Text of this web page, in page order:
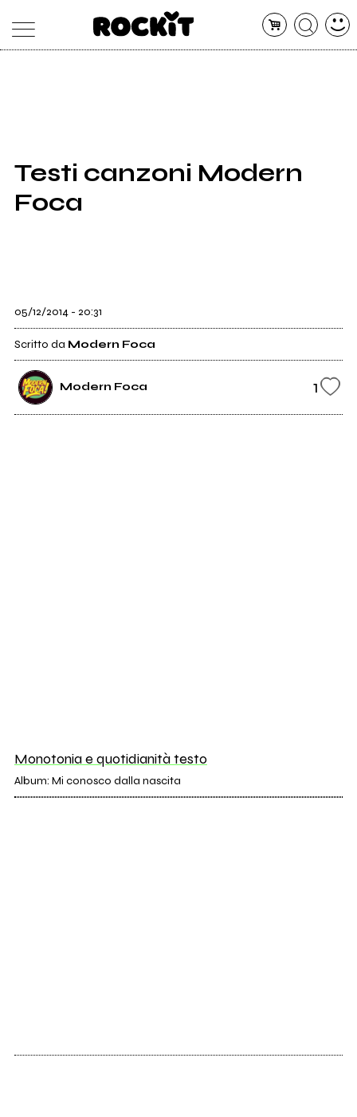
SHOP
RADIO
Testi canzoni Modern
Foca
05/12/2014 - 20:31
Scritto da Modern Foca
Modern Foca 1
Monotonia e quotidianità testo
Album: Mi conosco dalla nascita